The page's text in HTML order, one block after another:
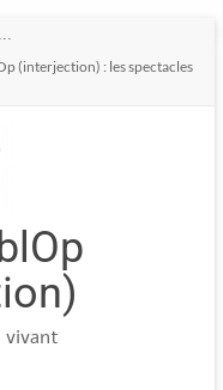
(interjection) : les spectacles
vivant